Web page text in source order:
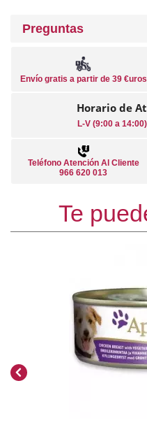
Preguntas
Envío gratis a partir de 39 €uros
Horario de
L-V (9:00 a
Teléfono Atención Al Cliente
966 620 013
Te